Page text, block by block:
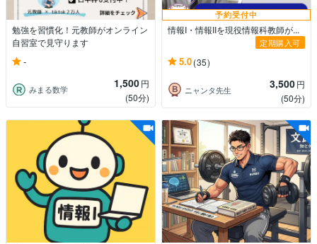
勉強を習慣化！元教師がオンライン
自習室で見守ります
-
みまる数学 1,500円
(50分)
予約受付中
情報I・情報IIを現役情報科教師が...
定期購入可
5.0(35)
ニャンタ先生 3,500円
(50分)